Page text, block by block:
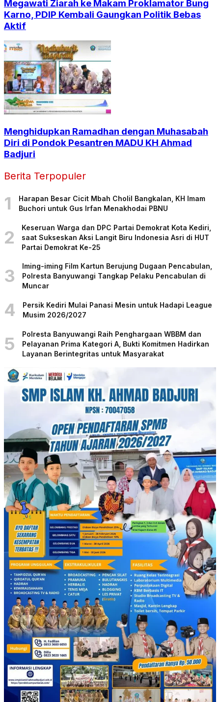
Megawati Ziarah ke Makam Proklamator Bung
Karno, PDIP Kembali Gaungkan Politik Bebas
Aktif
Menghidupkan Ramadhan dengan Muhasabah
Diri di Pondok Pesantren MADU KH Ahmad
Badjuri
Berita Terpopuler
1
Harapan Besar Cicit Mbah Cholil Bangkalan, KH Imam
Buchori untuk Gus Irfan Menakhodai PBNU
2
Keseruan Warga dan DPC Partai Demokrat Kota Kediri,
saat Sukseskan Aksi Langit Biru Indonesia Asri di HUT
Partai Demokrat Ke-25
3
Iming-iming Film Kartun Berujung Dugaan Pencabulan,
Polresta Banyuwangi Tangkap Pelaku Pencabulan di
Muncar
4
Persik Kediri Mulai Panasi Mesin untuk Hadapi League
Musim 2026/2027
5
Polresta Banyuwangi Raih Penghargaan WBBM dan
Pelayanan Prima Kategori A, Bukti Komitmen Hadirkan
Layanan Berintegritas untuk Masyarakat